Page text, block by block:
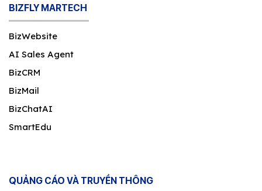
BIZFLY MARTECH
BizWebsite
AI Sales Agent
BizCRM
BizMail
BizChatAI
SmartEdu
QUẢNG CÁO VÀ TRUYỀN THÔNG